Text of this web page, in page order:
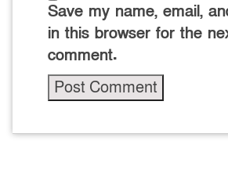
Save my name, email,
in this browser for the
comment.